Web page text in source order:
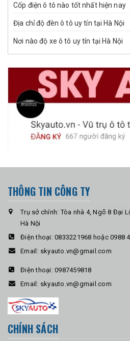
Cốp điện ô tô nào tốt nhất hiện nay
Địa chỉ độ đèn ô tô uy tín tại Hà Nội
Nơi nào độ xe ô tô uy tín tại Hà Nội
THÔNG TIN CÔNG TY
Trụ sở chính: Tòa nhà 4, Ngõ 8 Đại
Hà Nội
Điện thoại: 0833221968 hoặc 0988
Email: skyauto.vn@gmail.com
Điện thoại: 0987459818
Email: skyauto.vn@gmail.com
CHÍNH SÁCH